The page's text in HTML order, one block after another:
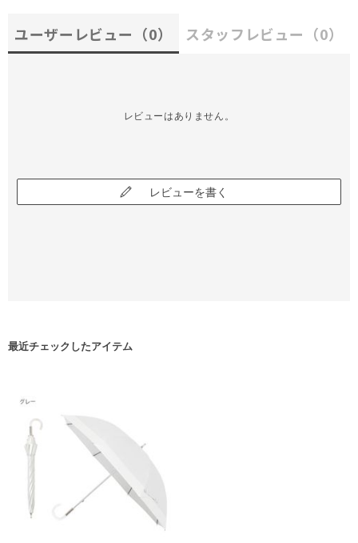
ユーザーレビュー （0） スタッフレビュー （0）
レビューはありません。
レビューを書く
最近チェックしたアイテム